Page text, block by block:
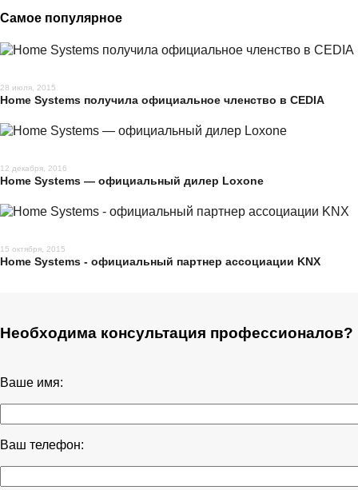
Самое популярное
28 июля, 2015
Home Systems получила официальное членство в CEDIA
12 декабря, 2016
Home Systems — официальный дилер Loxone
15 октября, 2015
Home Systems - официальный партнер ассоциации KNX
Необходима консультация профессионалов?
Ваше имя:
Ваш телефон: